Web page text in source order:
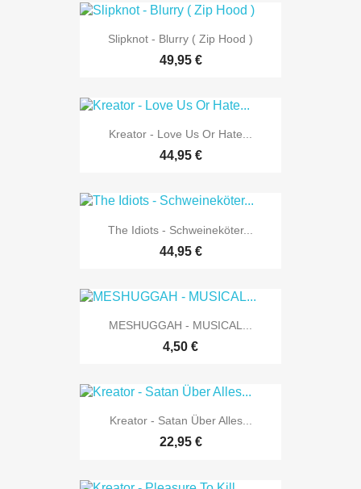
Slipknot - Blurry ( Zip Hood )
49,95 €
Kreator - Love Us Or Hate...
44,95 €
The Idiots - Schweineköter...
44,95 €
MESHUGGAH - MUSICAL...
4,50 €
Kreator - Satan Über Alles...
22,95 €